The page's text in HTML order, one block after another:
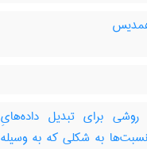
همدیس
برای تبدیل داده‌هایِ
نسبت‌ها به شکلی که به وسیله